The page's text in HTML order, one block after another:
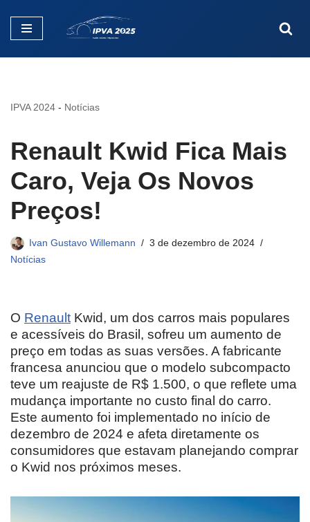
Pular
IPVA 2024 - Notícias
Renault Kwid Fica Mais
Caro, Veja Os Novos
Preços!
Ivan Gustavo Willemann
3 de dezembro de 2024
Notícias
O Renault Kwid, um dos carros mais populares
e acessíveis do Brasil, sofreu um aumento de
preço em todas as suas versões. A fabricante
francesa anunciou que o modelo subcompacto
teve um reajuste de R$ 1.500, o que reflete uma
mudança importante no custo final do carro.
Este aumento foi implementado no início de
dezembro de 2024 e afeta diretamente os
consumidores que estavam planejando comprar
o Kwid nos próximos meses.